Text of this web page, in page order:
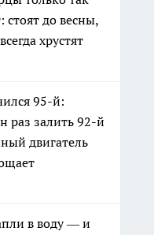
стоят до весны,
хрустят
95-й:
раз залить 92-й
двигатель
в воду — и